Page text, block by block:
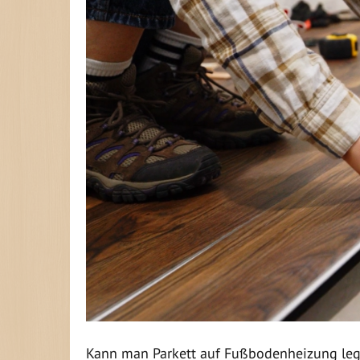
Kann man Parkett auf Fußbodenheizung